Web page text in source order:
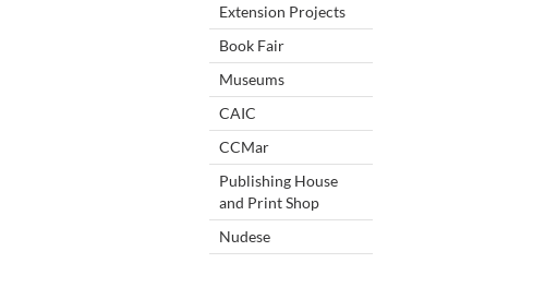
Extension Projects
Book Fair
Museums
CAIC
CCMar
Publishing House
and Print Shop
Nudese